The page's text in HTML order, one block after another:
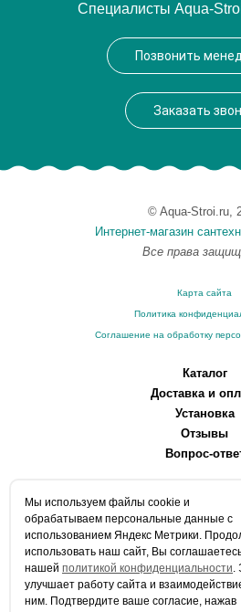
Специалисты Aqua-
Позвонить
Заказать
© Aqua-Stroi.ru,
Интернет-магазин
Все права
Карта сайта
Политика
Соглашение на обработку
Каталог
Доставка и
Установка
Отзывы
Вопрос-
Сервисные
Контакты
Статьи
Мы используем файлы сookie и
обрабатываем персональные данные с
использованием Яндекс Метрики.
использовать наш сайт, Вы
нашей политикой конфиденциальности.
улучшает работу сайта и
ним. Подтвердите ваше согласие, нажав